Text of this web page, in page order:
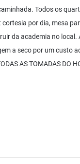
Todos os
por dia, mesa
da academia no
a seco por um custo
AS TOMADAS DO